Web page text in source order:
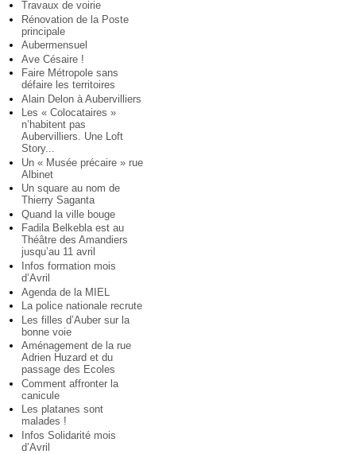
Travaux de voirie
Rénovation de la Poste
principale
Aubermensuel
Ave Césaire !
Faire Métropole sans
défaire les territoires
Alain Delon à Aubervilliers
Les « Colocataires »
n’habitent pas
Aubervilliers. Une Loft
Story...
Un « Musée précaire » rue
Albinet
Un square au nom de
Thierry Saganta
Quand la ville bouge
Fadila Belkebla est au
Théâtre des Amandiers
jusqu’au 11 avril
Infos formation mois
d’Avril
Agenda de la MIEL
La police nationale recrute
Les filles d’Auber sur la
bonne voie
Aménagement de la rue
Adrien Huzard et du
passage des Ecoles
Comment affronter la
canicule
Les platanes sont
malades !
Infos Solidarité mois
d’Avril